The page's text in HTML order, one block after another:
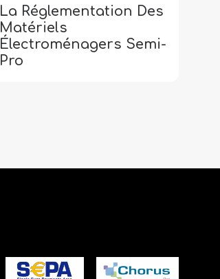
La Réglementation Des
Matériels
Électroménagers Semi-
Pro